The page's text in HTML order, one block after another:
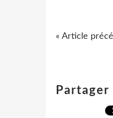
« Article